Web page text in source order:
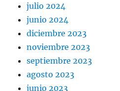
julio 2024
junio 2024
diciembre 2023
noviembre 2023
septiembre 2023
agosto 2023
junio 2023